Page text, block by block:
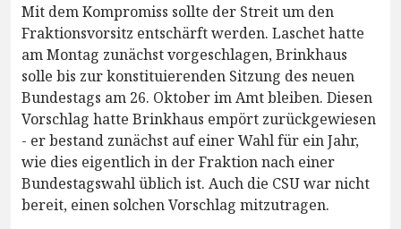
Mit dem Kompromiss sollte der Streit um den
Fraktionsvorsitz entschärft werden. Laschet hatte
am Montag zunächst vorgeschlagen, Brinkhaus
solle bis zur konstituierenden Sitzung des neuen
Bundestags am 26. Oktober im Amt bleiben. Diesen
Vorschlag hatte Brinkhaus empört zurückgewiesen
- er bestand zunächst auf einer Wahl für ein Jahr,
wie dies eigentlich in der Fraktion nach einer
Bundestagswahl üblich ist. Auch die CSU war nicht
bereit, einen solchen Vorschlag mitzutragen.